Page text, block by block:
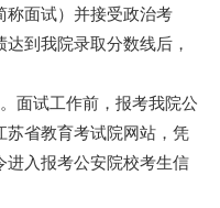
称面试）并接受政治考
到我院录取分数线后，
面试工作前，报考我院公
苏省教育考试院网站，凭
入报考公安院校考生信